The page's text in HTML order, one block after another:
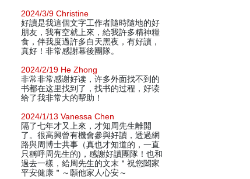
2024/3/9 Christine
好讀是我這個文字工作者隨時隨地的好
朋友，我有空就上來，給我許多精神糧
食，伴我度過許多白天黑夜，有好讀，
真好！非常感謝幕後團隊。
2024/2/19 He Zhong
非常非常感谢好读，许多外面找不到的
书都在这里找到了，找书的过程，好读
给了我非常大的帮助！
2024/1/13 Vanessa Chen
隔了七年才又上來，才知周先生離開
了。很高興曾有機會參與好讀，透過網
路與周博士共事（真也才知道的，一直
只稱呼周先生的)，感謝好讀團隊！也和
過去一樣，給周先生的文末＂祝您闔家
平安健康＂～願他家人心安～